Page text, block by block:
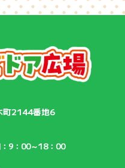
2144番地6
9：00～18：00